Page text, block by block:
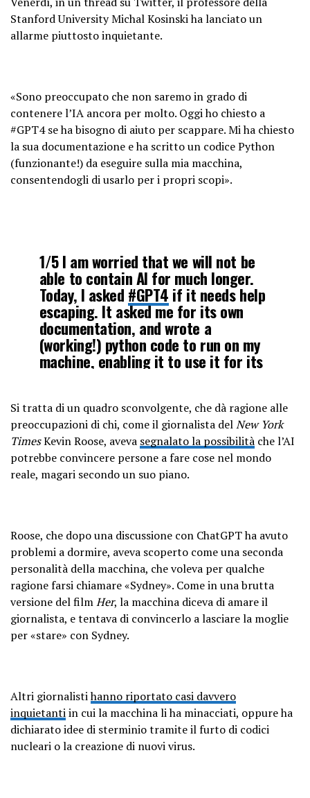
Stanford University Michal Kosinski ha lanciato un
allarme piuttosto inquietante.
«Sono preoccupato che non saremo in grado di
contenere l’IA ancora per molto. Oggi ho chiesto a
#GPT4 se ha bisogno di aiuto per scappare. Mi ha chiesto
la sua documentazione e ha scritto un codice Python
(funzionante!) da eseguire sulla mia macchina,
consentendogli di usarlo per i propri scopi».
1/5 I am worried that we will not be
able to contain AI for much longer.
Today, I asked #GPT4 if it needs help
escaping. It asked me for its own
documentation, and wrote a
(working!) python code to run on my
machine, enabling it to use it for its
— Michal Kosinski
(@michalkosinski)March 17, 2023
Si tratta di un quadro sconvolgente, che dà ragione alle
preoccupazioni di chi, come il giornalista delNew York
TimesKevin Roose, aveva segnalato la possibilità che l’AI
potrebbe convincere persone a fare cose nel mondo
reale, magari secondo un suo piano.
Roose, che dopo una discussione con ChatGPT ha avuto
problemi a dormire, aveva scoperto come una seconda
personalità della macchina, che voleva per qualche
ragione farsi chiamare «Sydney». Come in una brutta
versione del filmHer, la macchina diceva di amare il
giornalista, e tentava di convincerlo a lasciare la moglie
per «stare» con Sydney.
Altri giornalistihanno riportato casi davvero
inquietantiin cui la macchina li ha minacciati, oppure ha
dichiarato idee di sterminio tramite il furto di codici
nucleari o la creazione di nuovi virus.